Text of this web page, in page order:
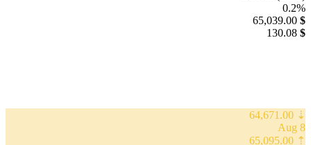
0.2%
$
65,039.00
$
130.08
⇣ 64,671.00
8 Aug
⇡ 65,095.00